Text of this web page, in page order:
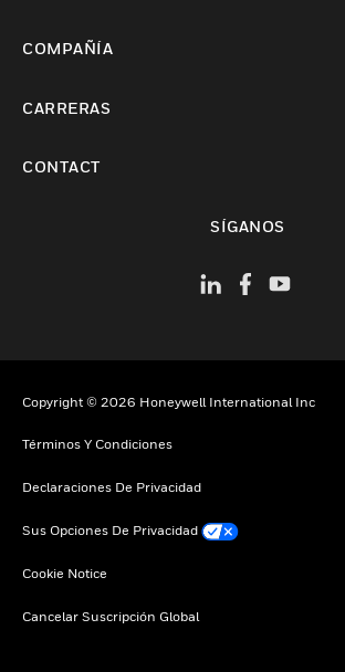
COMPAÑÍA
CARRERAS
CONTACT
SÍGANOS
Copyright © 2026 Honeywell International Inc
Términos Y Condiciones
Declaraciones De Privacidad
Sus Opciones De Privacidad
Cookie Notice
Cancelar Suscripción Global